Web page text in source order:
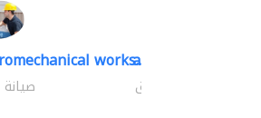
works..aikah establishment
مقاولون لمكافحة الحريق